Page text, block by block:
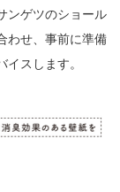
ンゲツのショール
わせ、事前に準備
スします。